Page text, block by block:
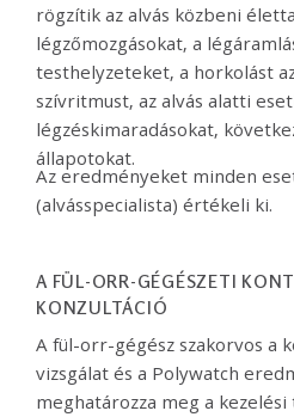
rögzítik az alvás közbeni
légzőmozgásokat, a
testhelyzeteket, a horkolást
szívritmust, az alvás alatti
légzéskimaradásokat,
állapotokat.
Az eredményeket minden
(alvásspecialista) értékeli ki.
A FÜL-ORR-GÉGÉSZETI
KONZULTÁCIÓ
A fül-orr-gégész szakorvos a
vizsgálat és a Polywatch
meghatározza meg a